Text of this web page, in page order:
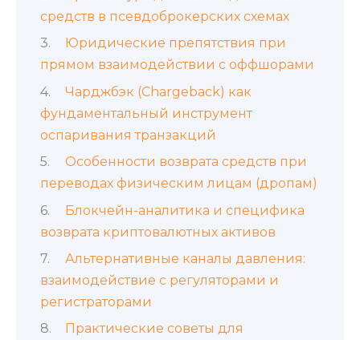
средств в псевдоброкерских схемах
Юридические препятствия при
прямом взаимодействии с оффшорами
Чарджбэк (Chargeback) как
фундаментальный инструмент
оспаривания транзакций
Особенности возврата средств при
переводах физическим лицам (дропам)
Блокчейн-аналитика и специфика
возврата криптовалютных активов
Альтернативные каналы давления:
взаимодействие с регуляторами и
регистраторами
Практические советы для